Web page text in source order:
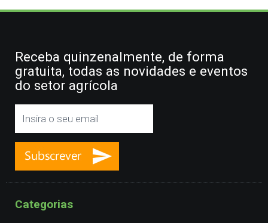
Receba quinzenalmente, de forma
gratuita, todas as novidades e eventos
do setor agrícola
Categorias